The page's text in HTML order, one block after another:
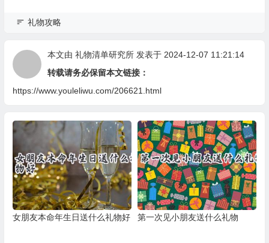
礼物攻略
本文由 礼物清单研究所发表于 2024-12-07 11:21:14
转载请务必保留本文链接：
https://www.youleliwu.com/206621.html
女朋友本命年生日送什么礼物好 第一次见小朋友送什么礼物